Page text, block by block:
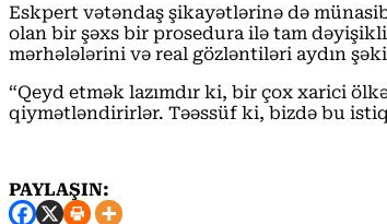
Eskpert vətəndaş şikayətlərinə də
olan bir şəxs bir prosedura ilə tam
mərhələlərini və real gözləntiləri aydın
“Qeyd etmək lazımdır ki, bir çox xarici
qiymətləndirirlər. Təəssüf ki, bizdə bu
PAYLAŞIN: